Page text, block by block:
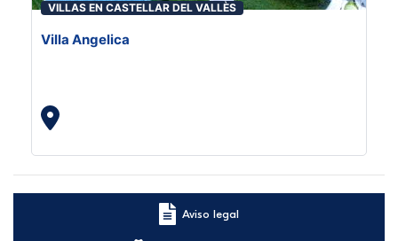
VILLAS EN CASTELLAR DEL VALLÈS
Villa Angelica
Aviso legal